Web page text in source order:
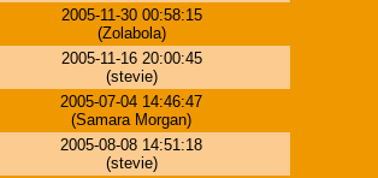
2005-11-30 00:58:15
(Zolabola)
2005-11-16 20:00:45
(stevie)
2005-07-04 14:46:47
(Samara Morgan)
2005-08-08 14:51:18
(stevie)